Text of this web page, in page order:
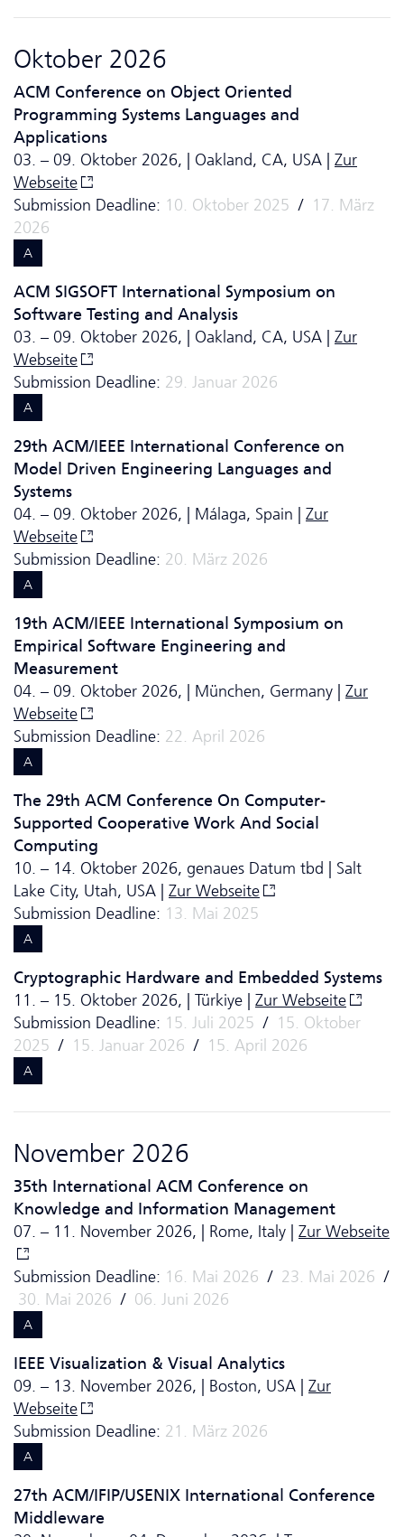
Oktober 2026
ACM Conference on Object Oriented
Programming Systems Languages and
Applications
03. – 09. Oktober 2026, | Oakland, CA, USA | Zur
Webseite
Submission Deadline: 10. Oktober 2025 / 17. März
2026
A
ACM SIGSOFT International Symposium on
Software Testing and Analysis
03. – 09. Oktober 2026, | Oakland, CA, USA | Zur
Webseite
Submission Deadline: 29. Januar 2026
A
29th ACM/IEEE International Conference on
Model Driven Engineering Languages and
Systems
04. – 09. Oktober 2026, | Málaga, Spain | Zur
Webseite
Submission Deadline: 20. März 2026
A
19th ACM/IEEE International Symposium on
Empirical Software Engineering and
Measurement
04. – 09. Oktober 2026, | München, Germany | Zur
Webseite
Submission Deadline: 22. April 2026
A
The 29th ACM Conference On Computer-
Supported Cooperative Work And Social
Computing
10. – 14. Oktober 2026, genaues Datum tbd | Salt
Lake City, Utah, USA | Zur Webseite
Submission Deadline: 13. Mai 2025
A
Cryptographic Hardware and Embedded Systems
11. – 15. Oktober 2026, | Türkiye | Zur Webseite
Submission Deadline: 15. Juli 2025 / 15. Oktober
2025 / 15. Januar 2026 / 15. April 2026
A
November 2026
35th International ACM Conference on
Knowledge and Information Management
07. – 11. November 2026, | Rome, Italy | Zur Webseite
Submission Deadline: 16. Mai 2026 / 23. Mai 2026 /
30. Mai 2026 / 06. Juni 2026
A
IEEE Visualization & Visual Analytics
09. – 13. November 2026, | Boston, USA | Zur
Webseite
Submission Deadline: 21. März 2026
A
27th ACM/IFIP/USENIX International Conference
Middleware